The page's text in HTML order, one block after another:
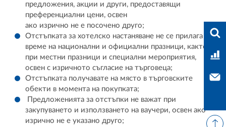
предложения, акции и други, предоставящи
преференциални цени, освен
ако изрично не е посочено друго;
Отстъпката за хотелско настаняване не се прилага по
време на национални и официални празници, както и
при местни празници и специални мероприятия,
освен с изричното съгласие на търговеца;
Отстъпката получавате на място в търговските
обекти в момента на покупката;
Предложенията за отстъпки не важат при
закупуването и използването на ваучери, освен ако
изрично не е указано друго;